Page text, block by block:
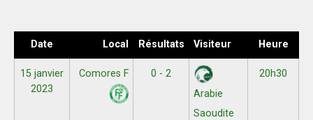
Date Local Résultats Visiteur Heure
15 janvier
2023
Comores F
0 - 2
Arabie
Saoudite
20h30